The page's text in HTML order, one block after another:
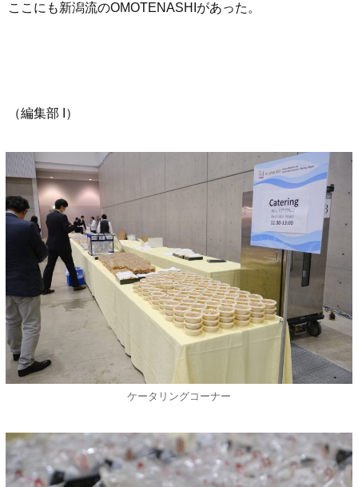
ここにも新潟流のOMOTENASHIがあった。
（編集部 I）
ケータリングコーナー